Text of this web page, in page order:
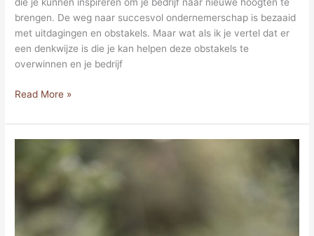
brengen. De weg naar succesvol ondernemerschap is bezaaid
met uitdagingen en obstakels. Maar wat als ik je vertel dat er
een denkwijze is die je kan helpen deze obstakels te
overwinnen en je bedrijf
Read More »
virtual